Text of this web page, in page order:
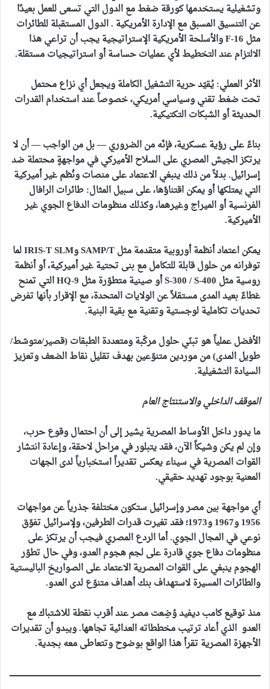
وتشغيلية يستخدمها كورقة ضغط مع الدول التي تسعى للعمل بعيدًا
عن التنسيق المسبق مع الإدارة الأمريكية . الدول المستقبلة للطائرات
مثل F
‑ 16 والأسلحة الأمريكية الإستراتيجية يجب أن تراعي هذا
الالتزام عند التخطيط لأي عمليات حساسة أو استراتيجيات مستقلة.
الأثر العملي: يُقيّد حرية التشغيل الكاملة ويجعل أي نزاع محتمل
تحت ضغط تقني وسياسي أمريكي، خصوصاً عند استخدام القدرات
الحديثة أو الشبكات التكتيكية.
بناءً على رؤية عسكرية، فإنّه من الضروري — بل من الواجب — أن لا
يرتكز الجيش المصري على السلاح الأميركي في مواجهةٍ محتملة ضد
إسرائيل. بدلاً من ذلك ينبغي الاعتماد على منصات ونُظم غير أميركية
التي يمتلكها أو يمكن اقتناؤها، على سبيل المثال: طائرات الرافال
الفرنسية أو الميراج وغيرهما، وكذلك منظومات الدفاع الجوي غير
الأميركية.
يمكن اعتماد أنظمة أوروبية متقدمة مثل SAMP/T وIRIS
‑
T SLM لما
توفرانه من حلول قابلة للتكامل مع بنى تحتية غير أميركية، أو أنظمة
روسية مثل S
‑300 / S‑400 أو صينية متطوّرة مثل HQ ‑
9 التي تمنح
غطاءً بعيد المدى مستقلاً عن الولايات المتحدة، مع الإقرار بأنها تفرض
تحديات تكاملية لوجستية وتقنية مع بقية البنية.
الأفضل عملياً هو تبنّي حلول مركّبة ومتعددة الطبقات (قصير/متوسّط/
طويل المدى) من موردين متنوّعين بهدف تقليل نقاط الضعف وتعزيز
السيادة التشغيلية.
الموقف الداخلي والاستنتاج العام
ما يدور داخل الأوساط المصرية يشير إلى أن احتمال وقوع حرب،
وإن لم يكن وشيكاً الآن، فقد يتبلور في مراحل لاحقة، وإعادة انتشار
القوات المصرية في سيناء يعكس تقديراً استخبارياً لدى الجهات
المعنية بوجود تهديد حقيقي.
أي مواجهة بين مصر وإسرائيل ستكون مختلفة جذرياً عن مواجهات
1956 و1967 و1973؛ فقد تغيرت قدرات الطرفين، ولإسرائيل تفوّق
نوعي في المجال الجوي. أما الردع المصري فيجب أن يرتكز على
منظومات دفاع جوي قادرة على لجم هجوم العدو، وفي حال تطوّر
الهجوم ينبغي على القوات المصرية الاعتماد على الصواريخ الباليستية
والطائرات المسيرة لاستهداف بنك أهداف متنوّع لدى العدو.
منذ توقيع كامب ديفيد وُضِعت مصر عند أقرب نقطة للاشتباك مع
العدو الذي أعاد ترتيب مخططاته العدائية تجاهها. ويبدو أن تقديرات
الأجهزة المصرية تقرأ هذا الواقع بوضوح وتتعاطى معه بجدية.
ــــــــــــــــــــــــــــــــــــــــــــــــــــــــــــــــــــــــــــــــــــــــــــــــــــــــــــــــــــــــــــــــــــــــــــــــــــــــــــــــــــــــــــــــــــــــــــــــــــــــــــــــ